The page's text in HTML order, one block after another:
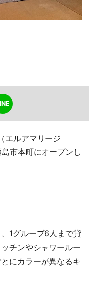
エルアマリージ
市本町にオープンし
1グループ6人まで貸
チンやシャワールー
にカラーが異なるキ